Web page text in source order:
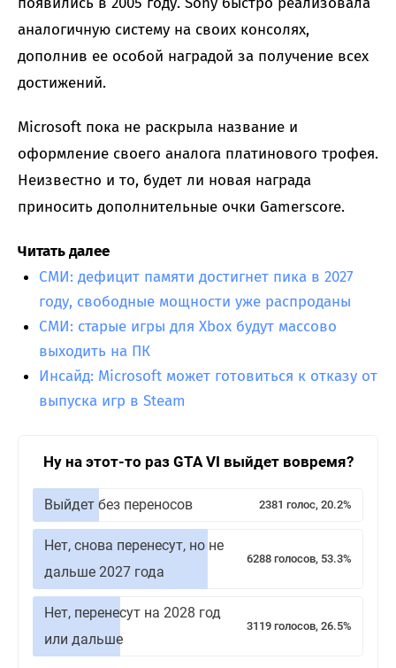
аналогичную систему на своих консолях,
дополнив ее особой наградой за получение всех
достижений.
Microsoft пока не раскрыла название и
оформление своего аналога платинового трофея.
Неизвестно и то, будет ли новая награда
приносить дополнительные очки Gamerscore.
Читать далее
СМИ: дефицит памяти достигнет пика в 2027
году, свободные мощности уже распроданы
СМИ: старые игры для Xbox будут массово
выходить на ПК
Инсайд: Microsoft может готовиться к отказу от
выпуска игр в Steam
Ну на этот-то раз GTA VI выйдет вовремя?
Выйдет без переносов 2381 голос, 20.2%
Нет, снова перенесут, но не
дальше 2027 года
6288 голосов, 53.3%
Нет, перенесут на 2028 год
или дальше
3119 голосов, 26.5%